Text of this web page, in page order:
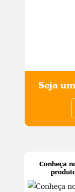
Conheça
Seja